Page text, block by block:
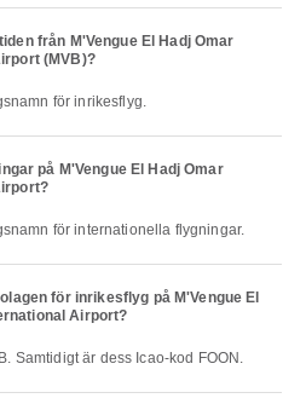
från M'Vengue El Hadj Omar
(MVB)?
för inrikesflyg.
på M'Vengue El Hadj Omar
för internationella flygningar.
för inrikesflyg på M'Vengue El
Airport?
Samtidigt är dess Icao-kod FOON.